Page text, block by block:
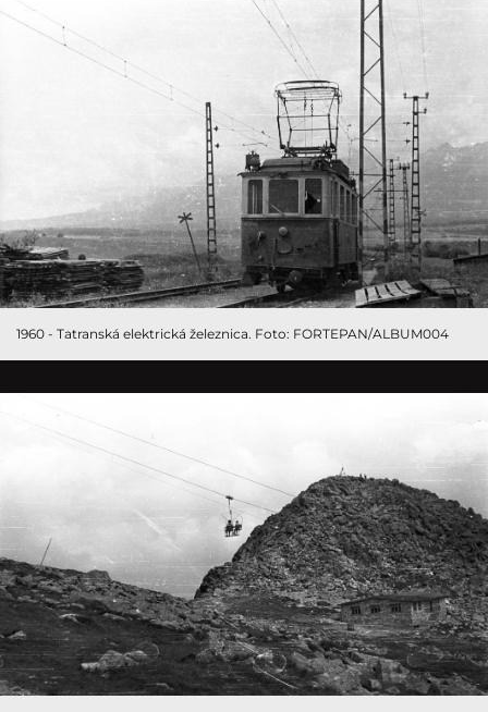
1960 - Tatranská elektrická železnica. Foto: FORTEPAN/ALBUM004